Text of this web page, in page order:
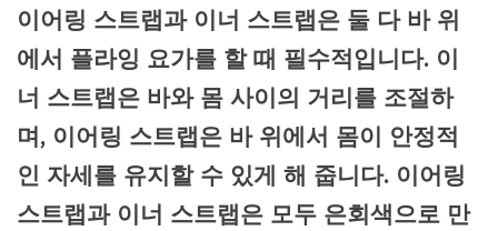
이어링 스트랩과 이너 스트랩은 둘 다 바 위
에서 플라잉 요가를 할 때 필수적입니다. 이
너 스트랩은 바와 몸 사이의 거리를 조절하
며, 이어링 스트랩은 바 위에서 몸이 안정적
인 자세를 유지할 수 있게 해 줍니다. 이어링
스트랩과 이너 스트랩은 모두 은회색으로 만